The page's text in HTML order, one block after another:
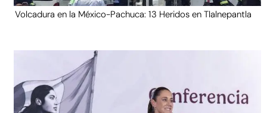
Volcadura en la México-Pachuca: 13 Heridos en Tlalnepantla